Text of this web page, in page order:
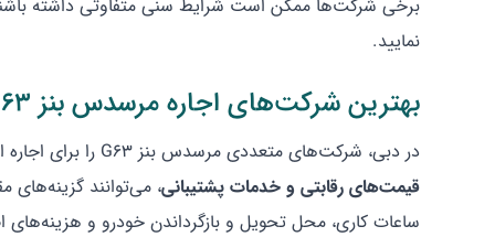
برخی شرکت‌ها ممکن است شرایط سنی متفاوتی داشته
نمایید.
بهترین شرکت‌های اجاره مرسدس بنز G63 در دبی | مقایسه قیمت و خدمات
در دبی، شرکت‌های متعددی مرسدس بنز G63 را برای اجاره ارائه می‌دهند، اما انتخاب بهترین گزینه نیازمند مقایسه دقیق قیمت‌ها و خدمات است. سایت های ایرانی مانند
قیمت‌های رقابتی و خدمات پشتیبانی، می‌توانند گزینه‌های
ساعات کاری، محل تحویل و بازگرداندن خودرو و